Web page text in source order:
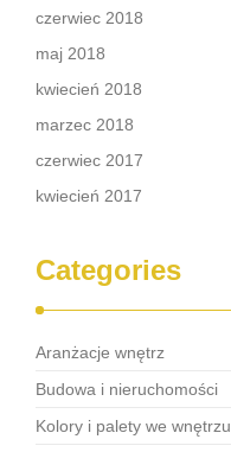
czerwiec 2018
maj 2018
kwiecień 2018
marzec 2018
czerwiec 2017
kwiecień 2017
Categories
Aranżacje wnętrz
Budowa i nieruchomości
Kolory i palety we wnętrzu